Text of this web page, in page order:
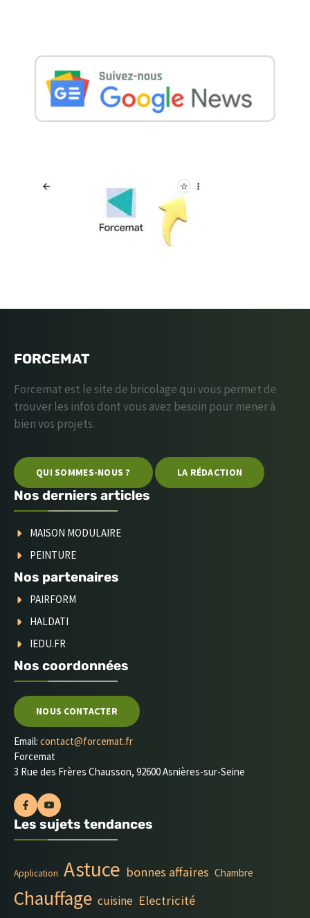
FORCEMAT
Forcemat est le site de bricolage qui vous permet de
trouver les infos dont vous avez besoin pour mener à
bien vos projets.
QUI SOMMES-NOUS ? LA RÉDACTION
Nos derniers articles
MAISON MODULAIRE
PEINTURE
Nos partenaires
PAIRFORM
HALDATI
IEDU.FR
Nos coordonnées
NOUS CONTACTER
Email: contact@forcemat.fr
Forcemat
3 Rue des Frères Chausson, 92600 Asnières-sur-Seine
Les sujets tendances
Application Astuce bonnes affaires Chambre
Chauffage cuisine Electricité